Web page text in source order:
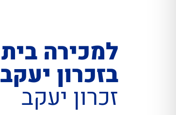
למכירה בית
בזכרון יעקב
זכרון יעקב